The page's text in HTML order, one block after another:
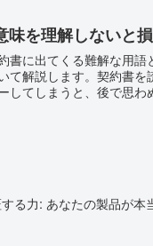
味を理解しないと
書に出てくる難解な用
て解説します。契約書
してしまうと、後で思
する力: あなたの製品が本